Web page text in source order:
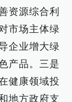
资源综合利
市场主体绿
企业增大绿
产品。三是
健康领域投
地方政府支